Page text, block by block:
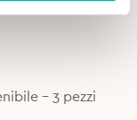
- 3 pezzi